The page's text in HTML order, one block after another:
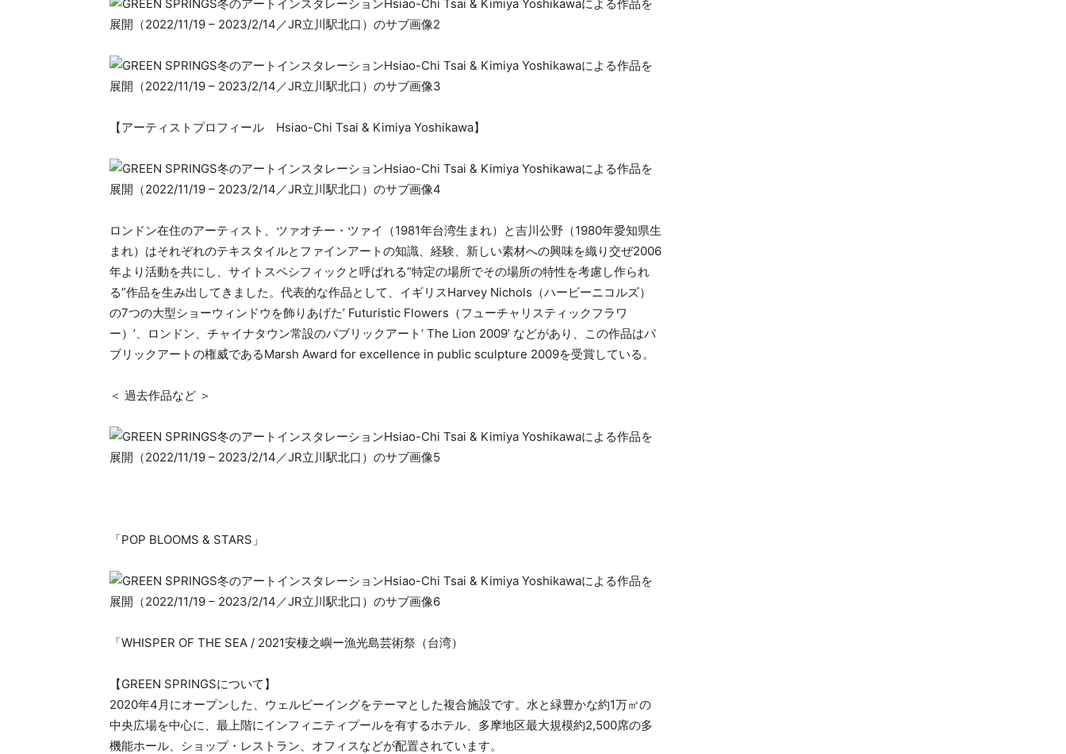
【アーティストプロフィール Hsiao-Chi Tsai & Kimiya Yoshikawa】
ロンドン在住のアーティスト、ツァオチー・ツァイ（1981年台湾生まれ）と吉川公野（1980年愛知県生
まれ）はそれぞれのテキスタイルとファインアートの知識、経験、新しい素材への興味を織り交ぜ2006
年より活動を共にし、サイトスペシフィックと呼ばれる“特定の場所でその場所の特性を考慮し作られ
る”作品を生み出してきました。代表的な作品として、イギリスHarvey Nichols（ハービーニコルズ）
の7つの大型ショーウィンドウを飾りあげた’ Futuristic Flowers（フューチャリスティックフラワ
ー）’、ロンドン、チャイナタウン常設のパブリックアート’ The Lion 2009’ などがあり、この作品はパ
ブリックアートの権威であるMarsh Award for excellence in public sculpture 2009を受賞している。
＜ 過去作品など ＞
「POP BLOOMS & STARS」
「WHISPER OF THE SEA / 2021安棲之嶼ー漁光島芸術祭（台湾）
【GREEN SPRINGSについて】
2020年4月にオープンした、ウェルビーイングをテーマとした複合施設です。水と緑豊かな約1万㎡の
中央広場を中心に、最上階にインフィニティプールを有するホテル、多摩地区最大規模約2,500席の多
機能ホール、ショップ・レストラン、オフィスなどが配置されています。